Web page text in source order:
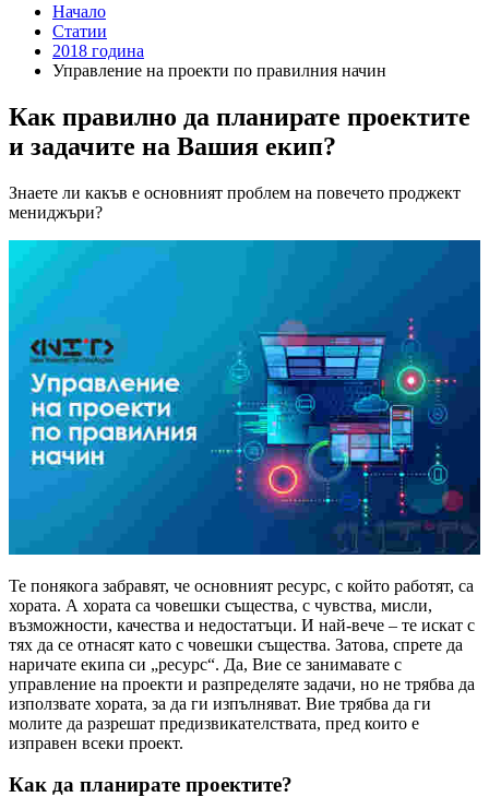
Начало
Статии
2018 година
Управление на проекти по правилния начин
Как правилно да планирате проектите
и задачите на Вашия екип?
Знаете ли какъв е основният проблем на повечето проджект
мениджъри?
Те понякога забравят, че основният ресурс, с който работят, са
хората. А хората са човешки същества, с чувства, мисли,
възможности, качества и недостатъци. И най-вече – те искат с
тях да се отнасят като с човешки същества. Затова, спрете да
наричате екипа си „ресурс“. Да, Вие се занимавате с
управление на проекти и разпределяте задачи, но не трябва да
използвате хората, за да ги изпълняват. Вие трябва да ги
молите да разрешат предизвикателствата, пред които е
изправен всеки проект.
Как да планирате проектите?